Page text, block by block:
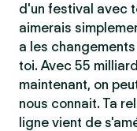
d'un festival avec
aimerais
a les
toi. Avec 55
maintenant, on
nous connait. Ta
ligne vient de